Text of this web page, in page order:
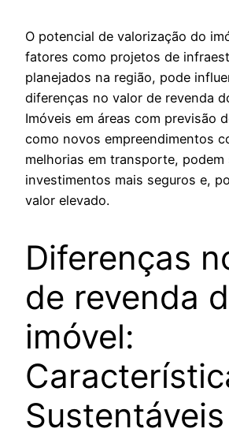
O potencial de valorização do
fatores como projetos de
planejados na região, pode
diferenças no valor de revenda
Imóveis em áreas com previsão
como novos empreendimentos
melhorias em transporte,
investimentos mais seguros e,
valor elevado.
Diferenças
de revenda
imóvel:
Sustentáveis